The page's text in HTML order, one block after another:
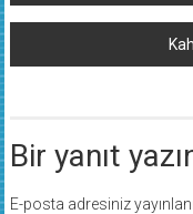
dolaşımı
Bir yanıt
E-posta adresiniz